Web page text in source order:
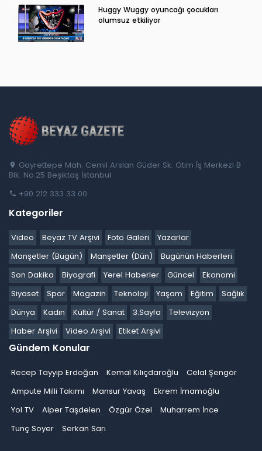
Huggy Wuggy oyuncağı çocukları
olumsuz etkiliyor
Gayrettepe Mah. Cemil Arslan Güder Sk. Otim İş Merkezi B
Blk. No:25 Beşiktaş İstanbul
+90 212 333 33 00
Kategoriler
Video Beyaz TV Arşivi Foto Galeri
Yazarlar
Manşetler (Bugün)
Manşetler (Dün)
Bugünün Haberleri
Son Dakika
Biyografi Yerel Haberler Güncel
Ekonomi
Siyaset
Spor Magazin Teknoloji Yaşam Eğitim
Sağlık
Dünya
Kadın Kültür / Sanat 3.Sayfa
Televizyon
Haber Arşivi
Video Arşivi Etiket Arşivi
Gündem Konular
Recep Tayyip Erdoğan Kemal Kılıçdaroğlu
Celal Şengör
Ampute Milli Takımı
Mansur Yavaş
Ekrem İmamoğlu
Yol TV
Alper Taşdelen Özgür Özel
Muharrem İnce
Tunç Soyer
Serkan Sarı